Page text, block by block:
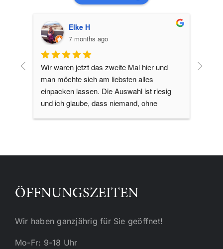
Ralf T.
9 months ago
Man kann viele schöne Glaskunst
entdecken und dabei durch den Park
schlendern! Für die Kinder oder Enkel ist es
auch Abwechslung, weil an ihnen gedacht
ÖFFNUNGSZEITEN
Wir haben ganzjährig für Sie geöffnet!
Mo-Fr: 9-18 Uhr